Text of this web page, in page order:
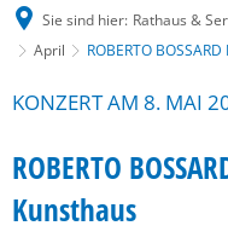
Sie sind hier: Rathaus &
April
ROBERTO
KONZERT AM 8. MAI
ROBERTO
Kunsthaus